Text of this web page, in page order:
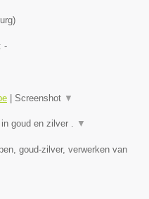
)
-
| Screenshot ▼
goud en zilver . ▼
goud-zilver, verwerken van